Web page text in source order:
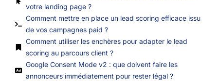
votre landing page ?
Comment mettre en place un lead scoring efficace issu
de vos campagnes paid ?
Comment utiliser les enchères pour adapter le lead
scoring au parcours client ?
Google Consent Mode v2 : que doivent faire les
annonceurs immédiatement pour rester légal ?